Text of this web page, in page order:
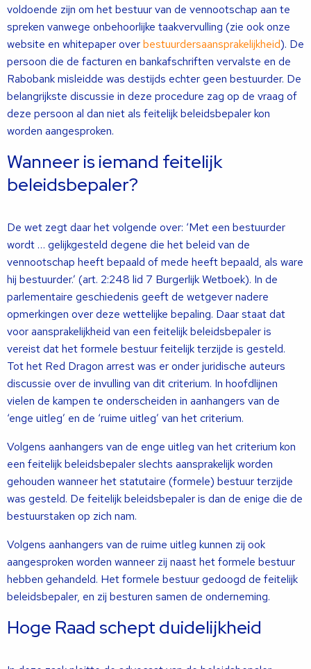
voldoende zijn om het bestuur van de vennootschap aan te
spreken vanwege onbehoorlijke taakvervulling (zie ook onze
website en whitepaper overbestuurdersaansprakelijkheid). De
persoon die de facturen en bankafschriften vervalste en de
Rabobank misleidde was destijds echter geen bestuurder. De
belangrijkste discussie in deze procedure zag op de vraag of
deze persoon al dan niet als feitelijk beleidsbepaler kon
worden aangesproken.
Wanneer is iemand feitelijk
beleidsbepaler?
De wet zegt daar het volgende over: ‘Met een bestuurder
wordt … gelijkgesteld degene die het beleid van de
vennootschap heeft bepaald of mede heeft bepaald, als ware
hij bestuurder.’ (art. 2:248 lid 7 Burgerlijk Wetboek). In de
parlementaire geschiedenis geeft de wetgever nadere
opmerkingen over deze wettelijke bepaling. Daar staat dat
voor aansprakelijkheid van een feitelijk beleidsbepaler is
vereist dat het formele bestuur feitelijk terzijde is gesteld.
Tot het Red Dragon arrest was er onder juridische auteurs
discussie over de invulling van dit criterium. In hoofdlijnen
vielen de kampen te onderscheiden in aanhangers van de
‘enge uitleg’ en de ‘ruime uitleg’ van het criterium.
Volgens aanhangers van de enge uitleg van het criterium kon
een feitelijk beleidsbepaler slechts aansprakelijk worden
gehouden wanneer het statutaire (formele) bestuur terzijde
was gesteld. De feitelijk beleidsbepaler is dan de enige die de
bestuurstaken op zich nam.
Volgens aanhangers van de ruime uitleg kunnen zij ook
aangesproken worden wanneer zij naast het formele bestuur
hebben gehandeld. Het formele bestuur gedoogd de feitelijk
beleidsbepaler, en zij besturen samen de onderneming.
Hoge Raad schept duidelijkheid